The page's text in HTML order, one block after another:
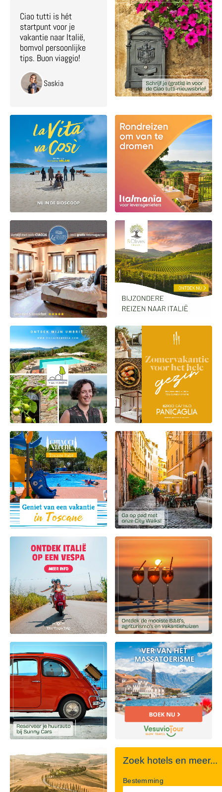
Ciao tutti is hét
startpunt voor je
vakantie naar Italië,
bomvol persoonlijke
tips. Buon viaggio!
Saskia
Zoek hotels en meer...
Bestemming